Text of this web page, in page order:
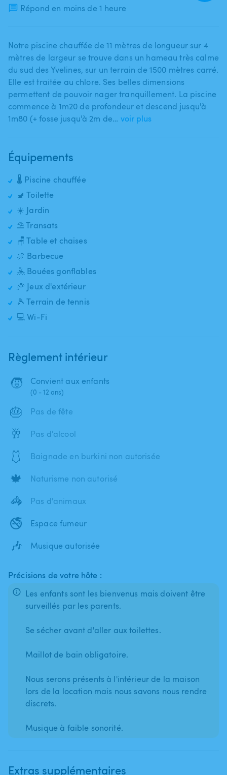
Répond en moins de 1 heure
Notre piscine chauffée de 11 mètres de longueur sur 4
mètres de largeur se trouve dans un hameau très calme
du sud des Yvelines​,​ sur un terrain de 1500 mètres carré.
Elle est traitée au chlore. Ses belles dimensions
permettent de pouvoir nager tranquillement. La piscine
commence à 1m20 de profondeur et descend jusqu'à
1m80 (+ fosse jusqu'à 2m de… voir plus
Équipements
🌡️ Piscine chauffée
🚽 Toilette
☀️ Jardin
⛱️ Transats
🪑 Table et chaises
🍖 Barbecue
🤽 Bouées gonflables
🥏 Jeux d'extérieur
🎾 Terrain de tennis
💻 Wi-Fi
Règlement intérieur
🧒 Convient aux enfants
(0 - 12 ans)
🎂 Pas de fête
🥂 Pas d'alcool
🩱 Baignade en burkini non autorisée
🍁 Naturisme non autorisé
🦓 Pas d'animaux
🚭 Espace fumeur
🎶 Musique autorisée
Précisions de votre hôte :
Les enfants sont les bienvenus mais doivent être
surveillés par les parents.
Se sécher avant d'aller aux toilettes.
Maillot de bain obligatoire.
Nous serons présents à l'intérieur de la maison
lors de la location mais nous savons nous rendre
discrets.
Musique à faible sonorité.
Extras supplémentaires